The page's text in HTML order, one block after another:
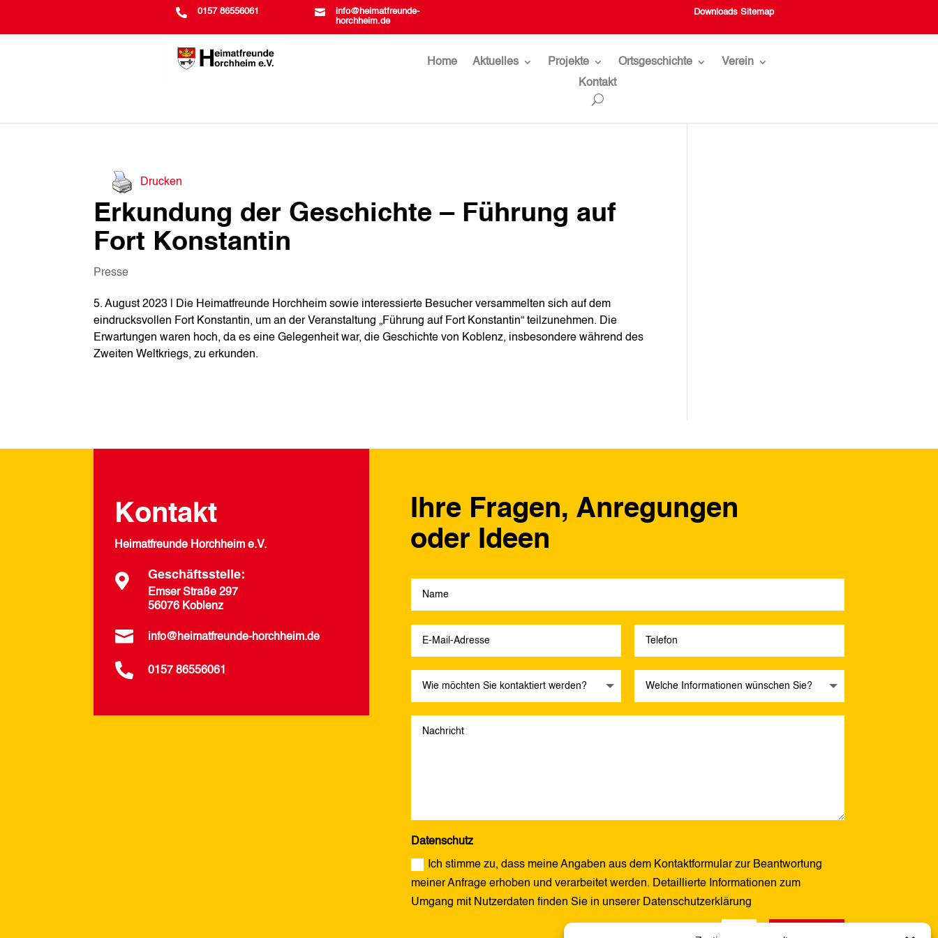
 0157 86556061 
info@heimatfreunde-
horchheim.de
Downloads Sitemap
Home Aktuelles Projekte Ortsgeschichte
Verein
Kontakt
Drucken
Erkundung der Geschichte – Führung auf
Fort Konstantin
Presse
5. August 2023 | Die Heimatfreunde Horchheim sowie interessierte Besucher versammelten sich auf dem
eindrucksvollen Fort Konstantin, um an der Veranstaltung „Führung auf Fort Konstantin“ teilzunehmen. Die
Erwartungen waren hoch, da es eine Gelegenheit war, die Geschichte von Koblenz, insbesondere während des
Zweiten Weltkriegs, zu erkunden.
Kontakt
Heimatfreunde Horchheim e.V.
 Geschäftsstelle:
Emser Straße 297
56076 Koblenz
 info@heimatfreunde-horchheim.de
 0157 86556061
Ihre Fragen, Anregungen
oder Ideen
Datenschutz
Ich stimme zu, dass meine Angaben aus dem Kontaktformular zur Beantwortung
meiner Anfrage erhoben und verarbeitet werden. Detaillierte Informationen zum
Umgang mit Nutzerdaten finden Sie in unserer Datenschutzerklärung
1 + 7 = Senden